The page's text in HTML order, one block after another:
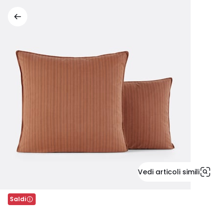
Vedi articoli simili
Saldi